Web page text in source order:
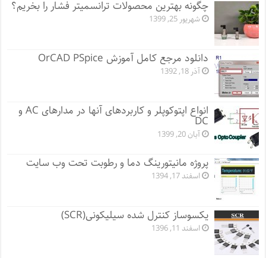
چگونه بهترین محصولات ترانسمیتر فشار را بخریم؟
شهریور 25, 1399
دانلود مرجع کامل آموزش OrCAD PSpice
آذر 18, 1392
انواع اپتوکوپلر و کاربردهای آنها در مدارهای AC و
DC
آبان 20, 1399
پروژه مانيتورينگ دما و رطوبت تحت وب سایت
اسفند 17, 1394
یکسوساز کنترل شده سیلیکونی(SCR)
اسفند 11, 1396